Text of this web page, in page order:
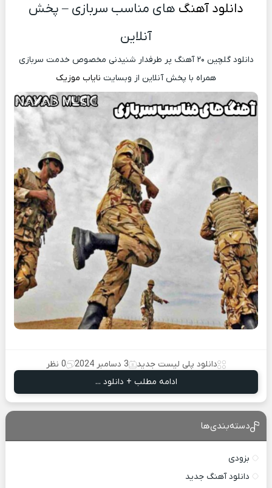
دانلود آهنگ های مناسب سربازی – پخش
آنلاین
دانلود گلچین ۲۰ آهنگ پر طرفدار شنیدنی مخصوص خدمت سربازی
همراه با پخش آنلاین از وبسایت نایاب موزیک
دانلود پلی لیست جدید 3 دسامبر 2024
0 نظر
ادامه مطلب + دانلود ...
دسته‌بندی‌ها
بزودی
دانلود آهنگ جدید